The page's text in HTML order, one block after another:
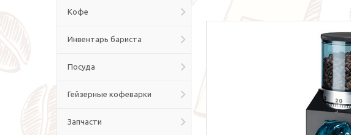
Кофе
Инвентарь бариста
Посуда
Гейзерные кофеварки
Запчасти